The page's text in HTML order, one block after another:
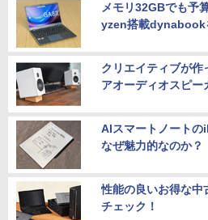
メモリ32GBでも予
yzen搭載dynabook
クリエイティブが作
アオーディオスピー
AIスマートノート
なぜ魅力的なのか？
性能の良いお得な中
チェック！